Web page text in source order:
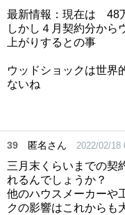
最新情報：現在は 48
しかし４月契約分から
上がりするとの事
ウッドショックは世界
ないね
39 匿名さん 2022/02/18
三月末くらいまでの契
れるんでしょうか？
他のハウスメーカーや
クの影響はこれからも